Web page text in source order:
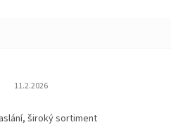
Hodnocení obchodu je 5 z 5 hvězdiček.
11.2.2026
široký sortiment